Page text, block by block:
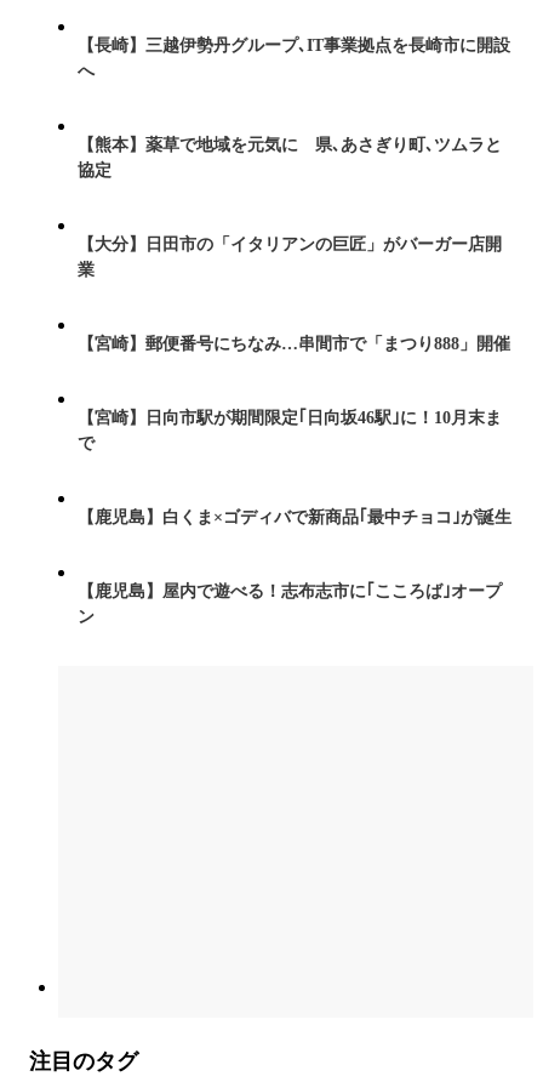
【長崎】三越伊勢丹グループ､IT事業拠点を長崎市に開設
へ
【熊本】薬草で地域を元気に 県､あさぎり町､ツムラと
協定
【大分】日田市の「イタリアンの巨匠」がバーガー店開
業
【宮崎】郵便番号にちなみ…串間市で「まつり888」開催
【宮崎】日向市駅が期間限定｢日向坂46駅｣に！10月末ま
で
【鹿児島】白くま×ゴディバで新商品｢最中チョコ｣が誕生
【鹿児島】屋内で遊べる！志布志市に｢こころば｣オープ
ン
注目のタグ